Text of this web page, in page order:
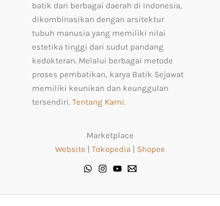
batik dari berbagai daerah di Indonesia,
dikombinasikan dengan arsitektur
tubuh manusia yang memiliki nilai
estetika tinggi dari sudut pandang
kedokteran. Melalui berbagai metode
proses pembatikan, karya Batik Sejawat
memiliki keunikan dan keunggulan
tersendiri. Tentang Kami.
Marketplace
Website | Tokopedia | Shopee